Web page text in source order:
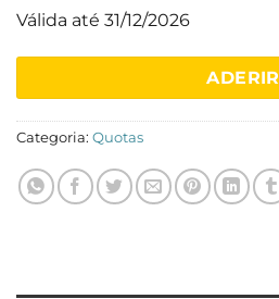
Válida até 31/12/2026
ADERIR
Categoria: Quotas